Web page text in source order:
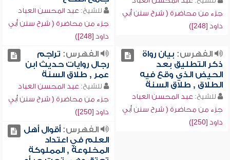
جزء من محاضرة ( شرح سنن أبي
داود [248])
للشيخ: عبد المحسن العباد
جزء من محاضرة ( شرح سنن أبي
داود [248])
الفهرس: بيان رواة
ذكر التطليق بعد
الحيض الذي وقع فيه
الطلاق , طلاق السنة
للشيخ: عبد المحسن العباد
جزء من محاضرة ( شرح سنن أبي
داود [250])
الفهرس: تراجم
رجال روايات حديث ابن
عمر , طلاق السنة
للشيخ: عبد المحسن العباد
جزء من محاضرة ( شرح سنن أبي
داود [250])
الفهرس:أقوال أهل
العلم في اعتداد
المخلوعة , المملوكة